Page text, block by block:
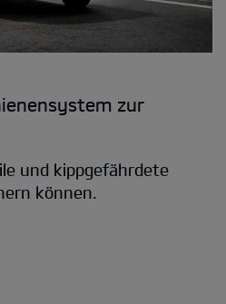
zur
und kippgefährdete
können.